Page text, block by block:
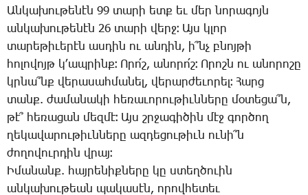
Ան­կա­խու­թե­նէն 99 տա­րի ետք եւ մեր նո­րա­գոյն
ան­կա­խու­թե­նէն 26 տա­րի վերջ։ Այս կլոր
տա­րե­թի­ւե­րէն աս­դին ու ան­դին, ի՞նչ բնոյ­թի
հո­լո­վոյթ կ­՚ապ­րինք։ Ո­րո՛շ, ա­նո­րո՛շ։ Ո­րոշն ու ա­նո­րո­շը
կրնա՞նք վե­րա­սահ­մա­նել, վե­րար­ժե­ւո­րել։ ­Հարց
տանք. ժա­մա­նա­կի հե­ռա­ւո­րու­թիւն­նե­րը մօ­տե­ցա՞ն,
թէ՞ հե­ռա­ցան մեզ­մէ։ Այս շրջա­գի­ծին մէջ գոր­ծող
ղե­կա­վա­րու­թիւն­նե­րը ազ­դե­ցու­թիւն ու­նի՞ն
ժո­ղո­վուր­դին վրայ։
Ի­մա­նանք. հայ­րե­նիք­նե­րը կը ստեղ­ծո­ւին
ան­կա­խու­թեան պա­կա­սէն, ո­րով­հե­տեւ